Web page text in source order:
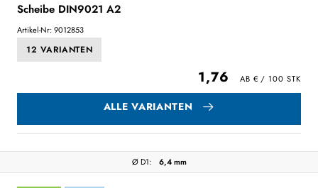
Scheibe DIN9021 A2
Artikel-Nr: 9012853
12 VARIANTEN
1,76
ALLE VARIANTEN
Ø D1: 6,4 mm